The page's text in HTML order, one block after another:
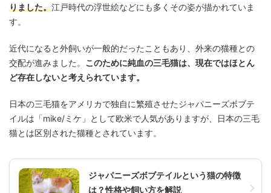
りました。江戸時代の浮世絵などにも多くその姿が描かれていま
す。
近代になると外飼いが一般的だったこともあり、外来の猫種との
交配が進みました。 このために純血の三毛猫は、現在ではほとん
ど存在しないと考えられています。
日本の三毛猫をアメリカで独自に繁殖させたジャパニーズボブテ
イルは「mike/ミケ」として欧米で人気がありますが、日本の三毛
猫とは区別された猫種とされています。
ジャパニーズボブテイルという猫の特徴
は？性格や飼い方を解説